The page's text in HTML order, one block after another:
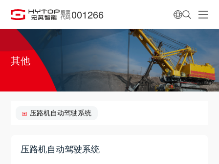
股票
代码 001266
其他
压路机自动驾驶系统
压路机自动驾驶系统